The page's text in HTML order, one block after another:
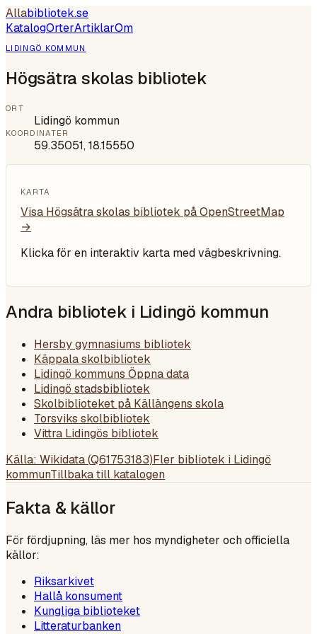
Allabibliotek.se
KatalogOrterArtiklarOm
LIDINGÖ KOMMUN
Högsätra skolas bibliotek
ORT
Lidingö kommun
KOORDINATER
59.35051,18.15550
KARTA
Visa Högsätra skolas bibliotek på OpenStreetMap
→
Klicka för en interaktiv karta med vägbeskrivning.
Andra bibliotek i Lidingö kommun
Hersby gymnasiums bibliotek
Käppala skolbibliotek
Lidingö kommuns Öppna data
Lidingö stadsbibliotek
Skolbiblioteket på Källängens skola
Torsviks skolbibliotek
Vittra Lidingös bibliotek
Källa: Wikidata (Q61753183)Fler bibliotek i Lidingö
kommunTillbaka till katalogen
Fakta & källor
För fördjupning, läs mer hos myndigheter och officiella
källor:
Riksarkivet
Hallå konsument
Kungliga biblioteket
Litteraturbanken